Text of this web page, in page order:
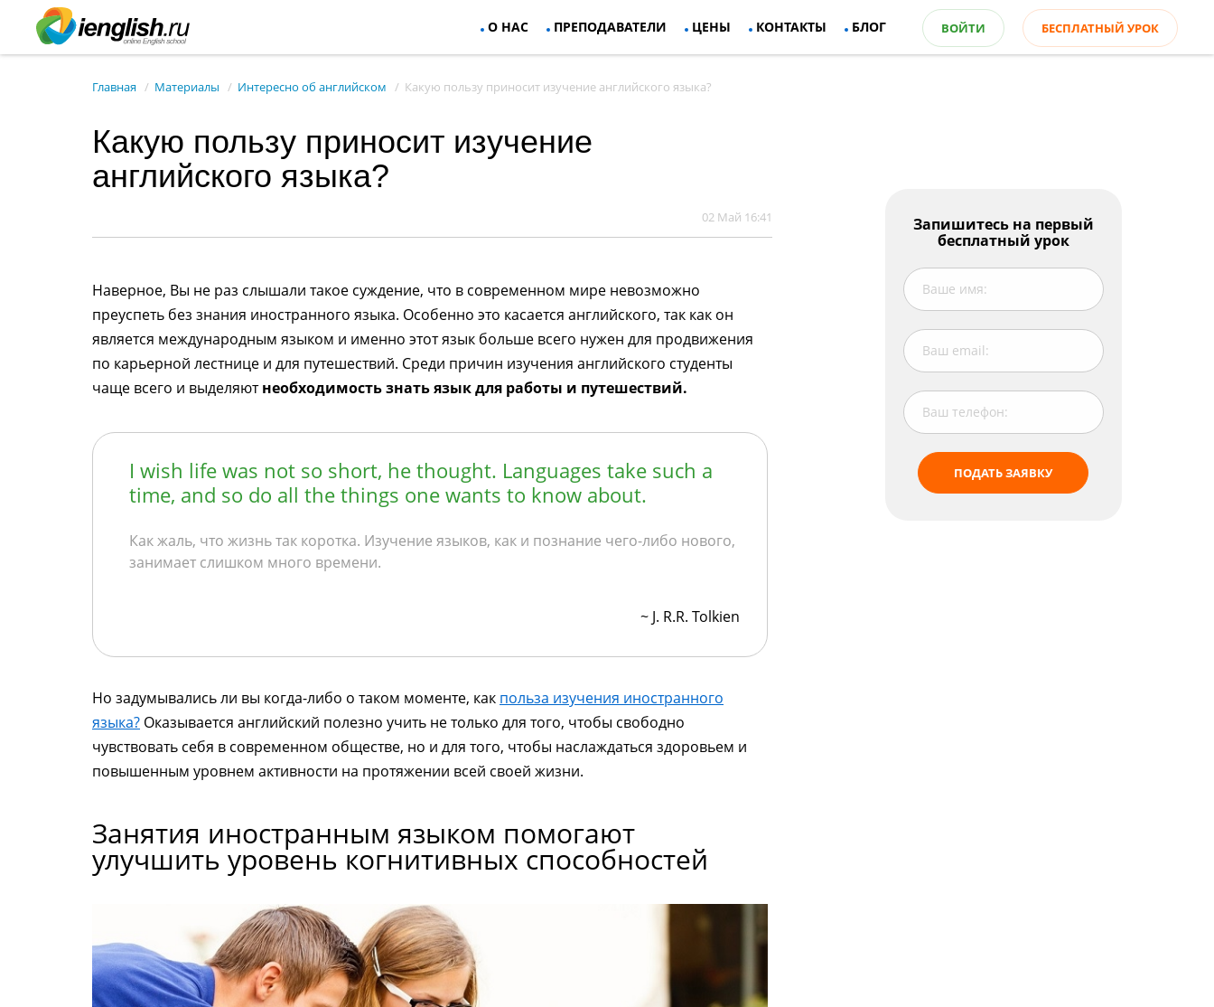
ВОЙТИ БЕСПЛАТНЫЙ УРОК
О НАС ПРЕПОДАВАТЕЛИ ЦЕНЫ КОНТАКТЫ БЛОГ
Главная Материалы Интересно об английском Какую пользу приносит изучение английского языка?
Какую пользу приносит изучение
английского языка?
02 Май 16:41 Оглавление
Занятия иностранным языком помогают
улучшить уровень когнитивных
способностей
самореализоваться!
В заключение:
Запишитесь на первый
бесплатный урок
ПОДАТЬ ЗАЯВКУ
Наверное, Вы не раз слышали такое суждение, что в современном мире невозможно
преуспеть без знания иностранного языка. Особенно это касается английского, так как он
является международным языком и именно этот язык больше всего нужен для продвижения
по карьерной лестнице и для путешествий. Среди причин изучения английского студенты
чаще всего и выделяютнеобходимость знать язык для работы и путешествий.
I wish life was not so short, he thought. Languages take such a
time, and so do all the things one wants to know about.
Как жаль, что жизнь так коротка. Изучение языков, как и познание чего-либо нового,
занимает слишком много времени.
~ J. R.R. Tolkien
Но задумывались ли вы когда-либо о таком моменте, как польза изучения иностранного
языка? Оказывается английский полезно учить не только для того, чтобы свободно
чувствовать себя в современном обществе, но и для того, чтобы наслаждаться здоровьем и
повышенным уровнем активности на протяжении всей своей жизни.
Занятия иностранным языком помогают
улучшить уровень когнитивных способностей